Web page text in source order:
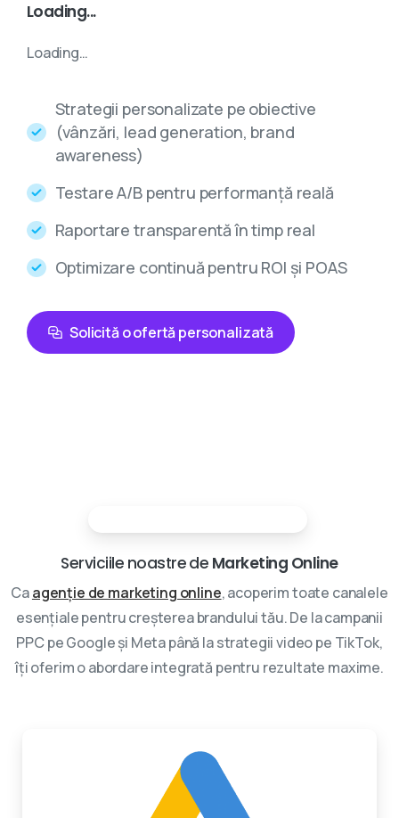
Loading...
Loading…
Strategii personalizate pe obiective
(vânzări, lead generation, brand
awareness)
Testare A/B pentru performanță reală
Raportare transparentă în timp real
Optimizare continuă pentru ROI și POAS
Solicită o ofertă personalizată
Serviciile noastre de Marketing Online
Caagenție de marketing online, acoperim toate canalele
esențiale pentru creșterea brandului tău. De la campanii
PPC pe Google și Meta până la strategii video pe TikTok,
îți oferim o abordare integrată pentru rezultate maxime.